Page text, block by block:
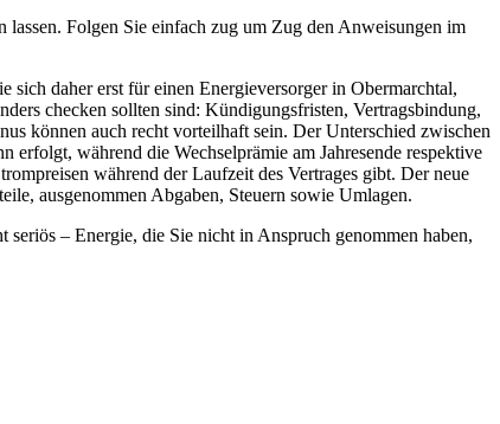
Folgen Sie einfach zug um Zug den Anweisungen im
sich daher erst für einen Energieversorger in Obermarchtal,
checken sollten sind: Kündigungsfristen, Vertragsbindung,
können auch recht vorteilhaft sein. Der Unterschied zwischen
erfolgt, während die Wechselprämie am Jahresende respektive
während der Laufzeit des Vertrages gibt. Der neue
ausgenommen Abgaben, Steuern sowie Umlagen.
– Energie, die Sie nicht in Anspruch genommen haben,